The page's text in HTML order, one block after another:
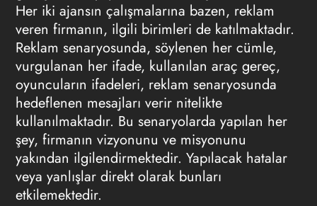
Her iki ajansın çalışmalarına bazen, reklam
veren firmanın, ilgili birimleri de katılmaktadır.
Reklam senaryosunda, söylenen her cümle,
vurgulanan her ifade, kullanılan araç gereç,
oyuncuların ifadeleri, reklam senaryosunda
hedeflenen mesajları verir nitelikte
kullanılmaktadır. Bu senaryolarda yapılan her
şey, firmanın vizyonunu ve misyonunu
yakından ilgilendirmektedir. Yapılacak hatalar
veya yanlışlar direkt olarak bunları
etkilemektedir.